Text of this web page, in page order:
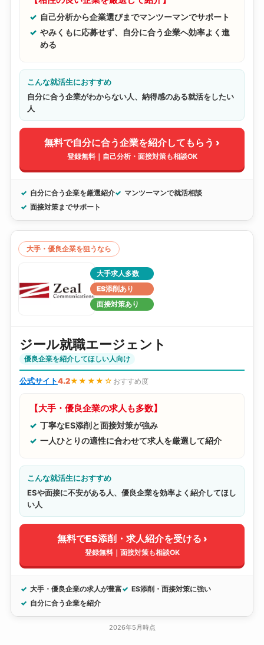
自己分析から企業選びまでマンツーマンでサポート
やみくもに応募せず、自分に合う企業へ効率よく進
める
こんな就活生におすすめ
自分に合う企業がわからない人、納得感のある就活をしたい
人
無料で自分に合う企業を紹介してもらう ›
登録無料｜自己分析・面接対策も相談OK
自分に合う企業を厳選紹介
マンツーマンで就活相談
面接対策までサポート
大手・優良企業を狙うなら
大手求人多数
ES添削あり
面接対策あり
ジール就職エージェント
優良企業を紹介してほしい人向け
公式サイト4.2★★★★☆ おすすめ度
【大手・優良企業の求人も多数】
丁寧なES添削と面接対策が強み
一人ひとりの適性に合わせて求人を厳選して紹介
こんな就活生におすすめ
ESや面接に不安がある人、優良企業を効率よく紹介してほし
い人
無料でES添削・求人紹介を受ける ›
登録無料｜面接対策も相談OK
大手・優良企業の求人が豊富
ES添削・面接対策に強い
自分に合う企業を紹介
2026年5月時点